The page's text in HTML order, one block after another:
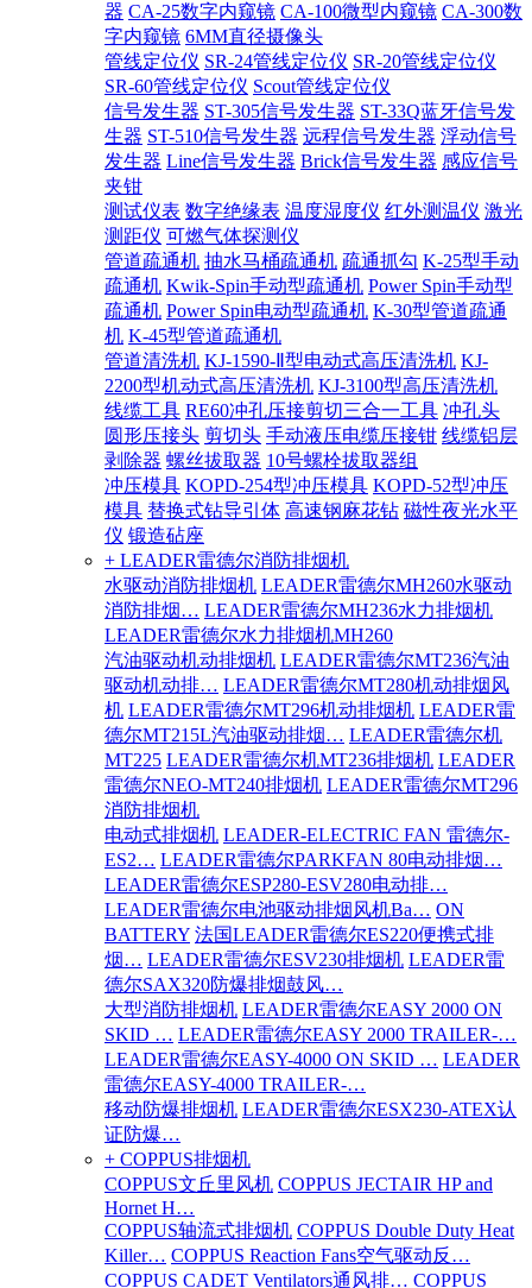
器 CA-25数字内窥镜 CA-100微型内窥镜 CA-300数
字内窥镜 6MM直径摄像头
管线定位仪 SR-24管线定位仪 SR-20管线定位仪
SR-60管线定位仪 Scout管线定位仪
信号发生器 ST-305信号发生器 ST-33Q蓝牙信号发
生器 ST-510信号发生器 远程信号发生器 浮动信号
发生器 Line信号发生器 Brick信号发生器 感应信号
夹钳
测试仪表 数字绝缘表 温度湿度仪 红外测温仪 激光
测距仪 可燃气体探测仪
管道疏通机 抽水马桶疏通机 疏通抓勾 K-25型手动
疏通机 Kwik-Spin手动型疏通机 Power Spin手动型
疏通机 Power Spin电动型疏通机 K-30型管道疏通
机 K-45型管道疏通机
管道清洗机 KJ-1590-Ⅱ型电动式高压清洗机 KJ-
2200型机动式高压清洗机 KJ-3100型高压清洗机
线缆工具 RE60冲孔压接剪切三合一工具 冲孔头
圆形压接头 剪切头 手动液压电缆压接钳 线缆铝层
剥除器 螺丝拔取器 10号螺栓拔取器组
冲压模具 KOPD-254型冲压模具 KOPD-52型冲压
模具 替换式钻导引体 高速钢麻花钻 磁性夜光水平
仪 锻造砧座
+ LEADER雷德尔消防排烟机
水驱动消防排烟机 LEADER雷德尔MH260水驱动
消防排烟… LEADER雷德尔MH236水力排烟机
LEADER雷德尔水力排烟机MH260
汽油驱动机动排烟机 LEADER雷德尔MT236汽油
驱动机动排… LEADER雷德尔MT280机动排烟风
机 LEADER雷德尔MT296机动排烟机 LEADER雷
德尔MT215L汽油驱动排烟… LEADER雷德尔机
MT225 LEADER雷德尔机MT236排烟机 LEADER
雷德尔NEO-MT240排烟机 LEADER雷德尔MT296
消防排烟机
电动式排烟机 LEADER-ELECTRIC FAN 雷德尔-
ES2… LEADER雷德尔PARKFAN 80电动排烟…
LEADER雷德尔ESP280-ESV280电动排…
LEADER雷德尔电池驱动排烟风机Ba… ON
BATTERY 法国LEADER雷德尔ES220便携式排
烟… LEADER雷德尔ESV230排烟机 LEADER雷
德尔SAX320防爆排烟鼓风…
大型消防排烟机 LEADER雷德尔EASY 2000 ON
SKID … LEADER雷德尔EASY 2000 TRAILER-…
LEADER雷德尔EASY-4000 ON SKID … LEADER
雷德尔EASY-4000 TRAILER-…
移动防爆排烟机 LEADER雷德尔ESX230-ATEX认
证防爆…
+ COPPUS排烟机
COPPUS文丘里风机 COPPUS JECTAIR HP and
Hornet H…
COPPUS轴流式排烟机 COPPUS Double Duty Heat
Killer… COPPUS Reaction Fans空气驱动反…
COPPUS CADET Ventilators通风排… COPPUS